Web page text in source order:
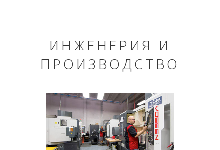
ИНЖЕНЕРИЯ И
ПРОИЗВОДСТВО